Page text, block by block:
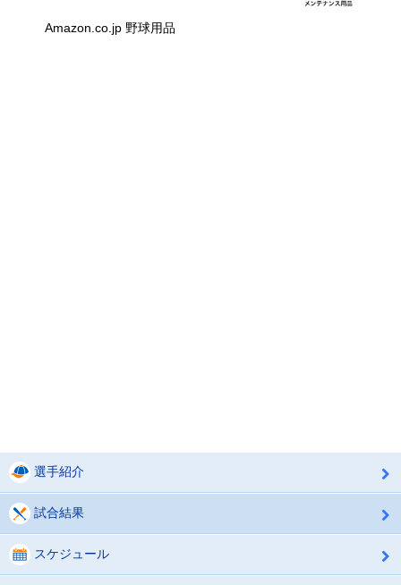
Amazon.co.jp 野球用品
選手紹介
試合結果
スケジュール